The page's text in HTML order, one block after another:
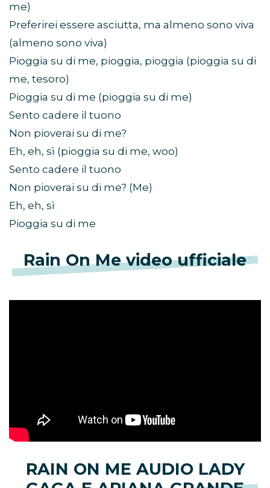
me)
Preferirei essere asciutta, ma almeno sono viva
(almeno sono viva)
Pioggia su di me, pioggia, pioggia (pioggia su di
me, tesoro)
Pioggia su di me (pioggia su di me)
Sento cadere il tuono
Non pioverai su di me?
Eh, eh, sì (pioggia su di me, woo)
Sento cadere il tuono
Non pioverai su di me? (Me)
Eh, eh, sì
Pioggia su di me
Rain On Me video ufficiale
RAIN ON ME AUDIO LADY